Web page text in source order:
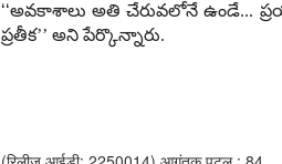
‘‘అవకాశాలు అతి చేరువలోనే ఉండే...
ప్రతీక’’ అని పేర్కొన్నారు.